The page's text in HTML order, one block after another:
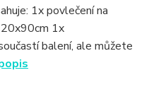
1x povlečení na
1x
balení, ale můžete